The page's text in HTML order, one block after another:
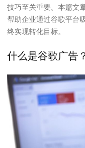
技巧至关重要。本篇文
帮助企业通过谷歌平台
终实现转化目标。
什么是谷歌广告